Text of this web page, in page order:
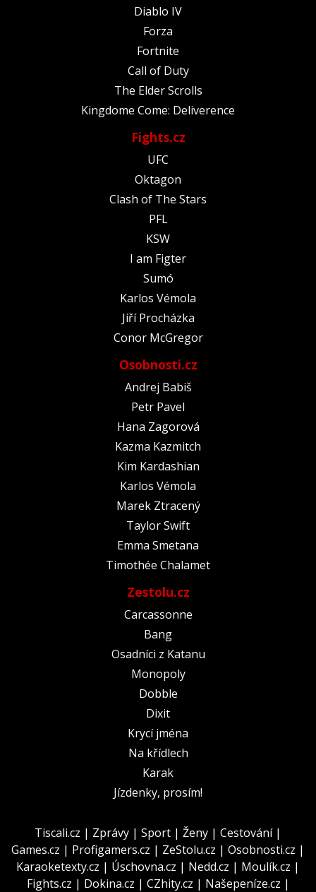
Diablo IV
Forza
Fortnite
Call of Duty
The Elder Scrolls
Kingdome Come: Deliverence
Fights.cz
UFC
Oktagon
Clash of The Stars
PFL
KSW
I am Figter
Sumó
Karlos Vémola
Jiří Procházka
Conor McGregor
Osobnosti.cz
Andrej Babiš
Petr Pavel
Hana Zagorová
Kazma Kazmitch
Kim Kardashian
Karlos Vémola
Marek Ztracený
Taylor Swift
Emma Smetana
Timothée Chalamet
Zestolu.cz
Carcassonne
Bang
Osadníci z Katanu
Monopoly
Dobble
Dixit
Krycí jména
Na křídlech
Karak
Jízdenky, prosím!
Tiscali.cz | Zprávy | Sport | Ženy | Cestování|
Games.cz | Profigamers.cz | ZeStolu.cz | Osobnosti.cz |
Karaoketexty.cz | Úschovna.cz | Nedd.cz | Moulík.cz |
Fights.cz | Dokina.cz | CZhity.cz | Našepeníze.cz |